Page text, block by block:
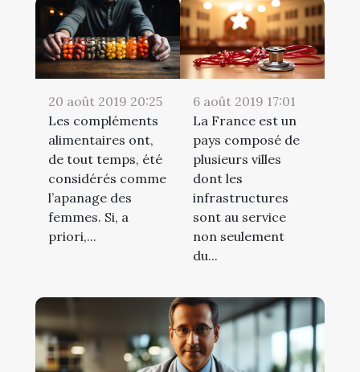
20 août 2019 20:25
Les compléments
alimentaires ont,
de tout temps, été
considérés comme
l’apanage des
femmes. Si, a
priori,...
6 août 2019 17:01
La France est un
pays composé de
plusieurs villes
dont les
infrastructures
sont au service
non seulement
du...